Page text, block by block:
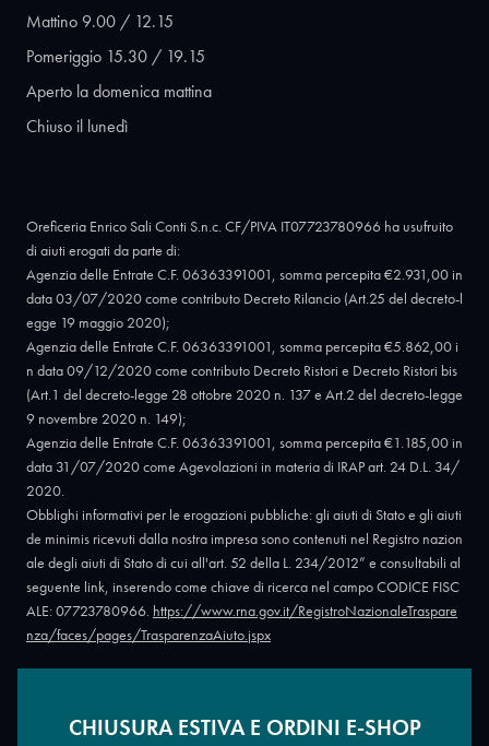
Mattino 9.00 / 12.15
Pomeriggio 15.30 / 19.15
Aperto la domenica mattina
Chiuso il lunedì
Oreficeria Enrico Sali Conti S.n.c. CF/PIVA IT07723780966 ha usufruito
di aiuti erogati da parte di:
Agenzia delle Entrate C.F. 06363391001, somma percepita €2.931,00 in
data 03/07/2020 come contributo Decreto Rilancio (Art.25 del decreto-l
egge 19 maggio 2020);
Agenzia delle Entrate C.F. 06363391001, somma percepita €5.862,00 i
n data 09/12/2020 come contributo Decreto Ristori e Decreto Ristori bis
(Art.1 del decreto-legge 28 ottobre 2020 n. 137 e Art.2 del decreto-legge
9 novembre 2020 n. 149);
Agenzia delle Entrate C.F. 06363391001, somma percepita €1.185,00 in
data 31/07/2020 come Agevolazioni in materia di IRAP art. 24 D.L. 34/
2020.
Obblighi informativi per le erogazioni pubbliche: gli aiuti di Stato e gli aiuti
de minimis ricevuti dalla nostra impresa sono contenuti nel Registro nazion
ale degli aiuti di Stato di cui all'art. 52 della L. 234/2012” e consultabili al
seguente link, inserendo come chiave di ricerca nel campo CODICE FISC
ALE: 07723780966. https://www.rna.gov.it/RegistroNazionaleTraspare
nza/faces/pages/TrasparenzaAiuto.jspx
Copyright © 2026 - Oreficeria Enrico Sali Conti e C. snc - Partita IVA
CHIUSURA ESTIVA E ORDINI E-SHOP